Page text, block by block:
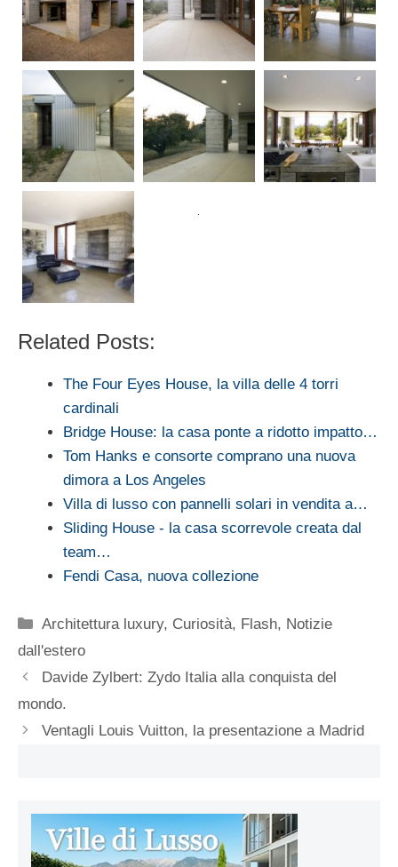
Related Posts:
The Four Eyes House, la villa delle 4 torri
cardinali
Bridge House: la casa ponte a ridotto impatto…
Tom Hanks e consorte comprano una nuova
dimora a Los Angeles
Villa di lusso con pannelli solari in vendita a…
Sliding House - la casa scorrevole creata dal
team…
Fendi Casa, nuova collezione
Categorie
Architettura luxury, Curiosità, Flash, Notizie
dall'estero
Davide Zylbert: Zydo Italia alla conquista del
mondo.
Ventagli Louis Vuitton, la presentazione a Madrid